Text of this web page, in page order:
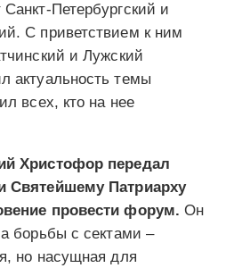
Петербургский и
С приветствием к ним
и Лужский
актуальность темы
всех, кто на нее
Христофор передал
Святейшему Патриарху
провести форум. Он
борьбы с сектами –
но насущная для